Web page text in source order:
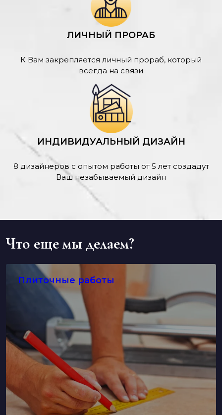
ЛИЧНЫЙ ПРОРАБ
К Вам закрепляется личный прораб, который
всегда на связи
ИНДИВИДУАЛЬНЫЙ ДИЗАЙН
8 дизайнеров с опытом работы от 5 лет создадут
Ваш незабываемый дизайн
Что еще мы делаем?
Плиточные работы